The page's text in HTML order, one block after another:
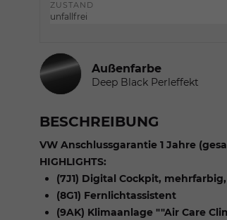
ZUSTAND
unfallfrei
Außenfarbe
Deep Black Perleffekt
BESCHREIBUNG
VW Anschlussgarantie 1 Jahre
HIGHLIGHTS:
(7J1) Digital Cockpit,
(8G1) Fernlichtassistent
(9AK) Klimaanlage ""Air Care